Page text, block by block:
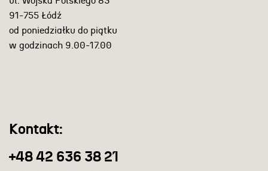
91-755 Łódź
od poniedziałku do piątku
w godzinach 9.00-17.00
Kontakt:
+48 42 636 38 21